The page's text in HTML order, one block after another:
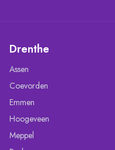
Drenthe
Assen
Coevorden
Emmen
Hoogeveen
Meppel